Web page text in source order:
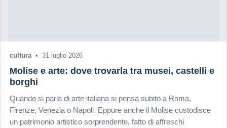
cultura • 31 luglio 2026
Molise e arte: dove trovarla tra musei, castelli e
borghi
Quando si parla di arte italiana si pensa subito a Roma,
Firenze, Venezia o Napoli. Eppure anche il Molise custodisce
un patrimonio artistico sorprendente, fatto di affreschi